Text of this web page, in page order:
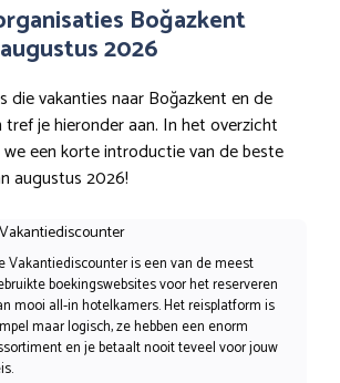
Boğazkent
2026
die vakanties naar Boğazkent en de
tref je hieronder aan. In het overzicht
een korte introductie van de beste
augustus 2026!
Vakantiediscounter
Vakantiediscounter is een van de meest
boekingswebsites voor het reserveren
mooi all-in hotelkamers. Het reisplatform is
maar logisch, ze hebben een enorm
en je betaalt nooit teveel voor jouw